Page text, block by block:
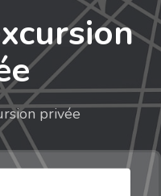
privée